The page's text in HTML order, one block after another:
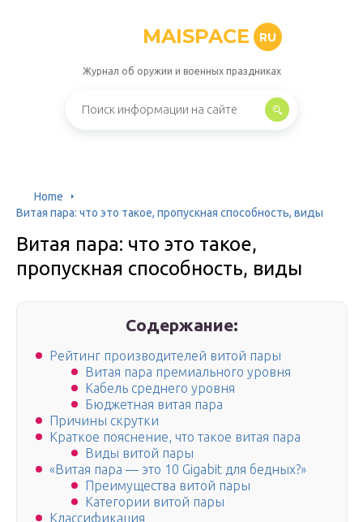
MAISPACE RU
Журнал об оружии и военных праздниках
Home
Витая пара: что это такое, пропускная способность, виды
Витая пара: что это такое,
пропускная способность, виды
Содержание:
Рейтинг производителей витой пары
Витая пара премиального уровня
Кабель среднего уровня
Бюджетная витая пара
Причины скрутки
Краткое пояснение, что такое витая пара
Виды витой пары
«Витая пара — это 10 Gigabit для бедных?»
Преимущества витой пары
Категории витой пары
Классификация